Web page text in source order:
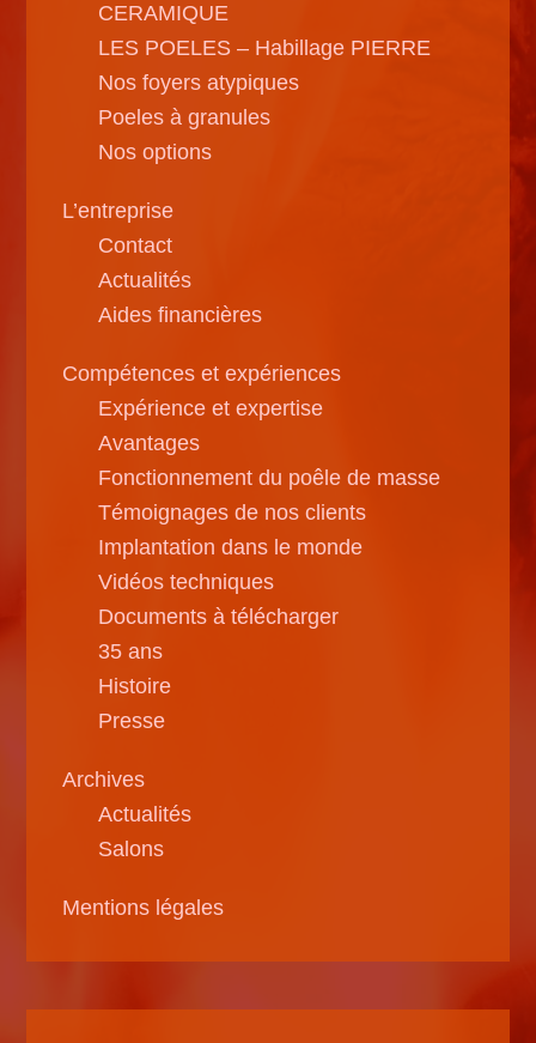
CERAMIQUE
LES POELES – Habillage PIERRE
Nos foyers atypiques
Poeles à granules
Nos options
L’entreprise
Contact
Actualités
Aides financières
Compétences et expériences
Expérience et expertise
Avantages
Fonctionnement du poêle de masse
Témoignages de nos clients
Implantation dans le monde
Vidéos techniques
Documents à télécharger
35 ans
Histoire
Presse
Archives
Actualités
Salons
Mentions légales